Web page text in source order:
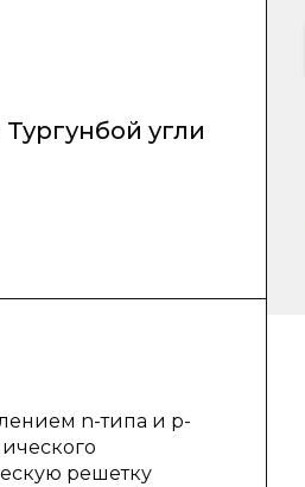
угли
n-типа и p-
решетку